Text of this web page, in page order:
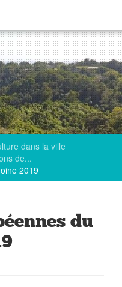
dans la ville
de...
2019
du